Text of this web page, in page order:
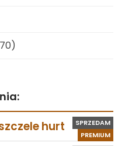
PREMIUM
SPRZEDAM
hurt